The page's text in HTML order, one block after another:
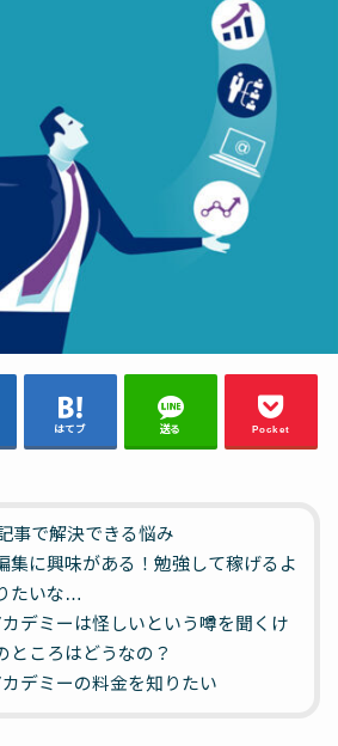
はてブ 送る Pocket
事で解決できる悩み
集に興味がある！勉強して稼げるよ
たいな…
カデミーは怪しいという噂を聞くけ
ところはどうなの？
カデミーの料金を知りたい